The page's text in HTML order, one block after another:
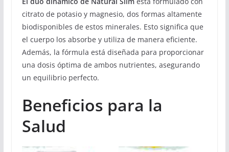
citrato de potasio y magnesio, dos formas altamente
biodisponibles de estos minerales. Esto significa que
el cuerpo los absorbe y utiliza de manera eficiente.
Además, la fórmula está diseñada para proporcionar
una dosis óptima de ambos nutrientes, asegurando
un equilibrio perfecto.
Beneficios para la
Salud